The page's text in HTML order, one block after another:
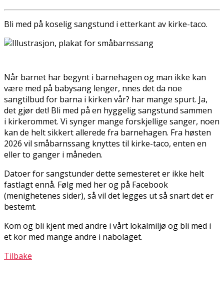
Bli med på koselig sangstund i etterkant av kirke-taco.
Når barnet har begynt i barnehagen og man ikke kan
være med på babysang lenger, finnes det da noe
sangtilbud for barna i kirken vår? har mange spurt. Ja,
det gjør det! Bli med på en hyggelig sangstund sammen
i kirkerommet. Vi synger mange forskjellige sanger, noen
kan de helt sikkert allerede fra barnehagen. Fra høsten
2026 vil småbarnssang knyttes til kirke-taco, enten en
eller to ganger i måneden.
Datoer for sangstunder dette semesteret er ikke helt
fastlagt ennå. Følg med her og på Facebook
(menighetenes sider), så vil det legges ut så snart det er
bestemt.
Kom og bli kjent med andre i vårt lokalmiljø og bli med i
et kor med mange andre i nabolaget.
Tilbake